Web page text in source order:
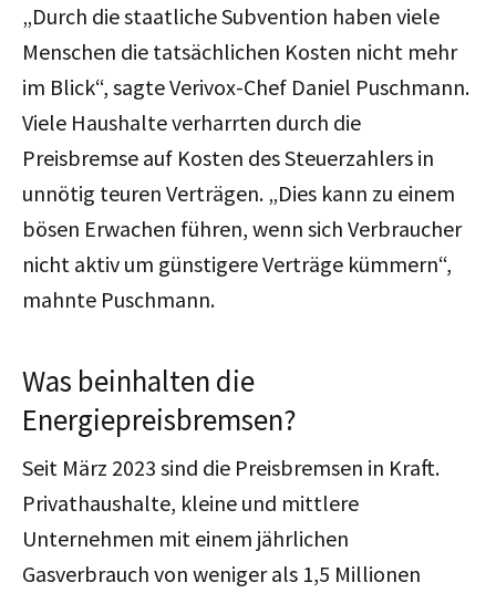
„Durch die staatliche Subvention haben viele
Menschen die tatsächlichen Kosten nicht mehr
im Blick“, sagte Verivox-Chef Daniel Puschmann.
Viele Haushalte verharrten durch die
Preisbremse auf Kosten des Steuerzahlers in
unnötig teuren Verträgen. „Dies kann zu einem
bösen Erwachen führen, wenn sich Verbraucher
nicht aktiv um günstigere Verträge kümmern“,
mahnte Puschmann.
Was beinhalten die
Energiepreisbremsen?
Seit März 2023 sind die Preisbremsen in Kraft.
Privathaushalte, kleine und mittlere
Unternehmen mit einem jährlichen
Gasverbrauch von weniger als 1,5 Millionen